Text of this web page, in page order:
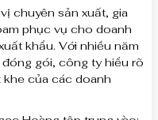
chuyên sản xuất, gia
phục vụ cho doanh
khẩu. Với nhiều năm
gói, công ty hiểu rõ
của các doanh